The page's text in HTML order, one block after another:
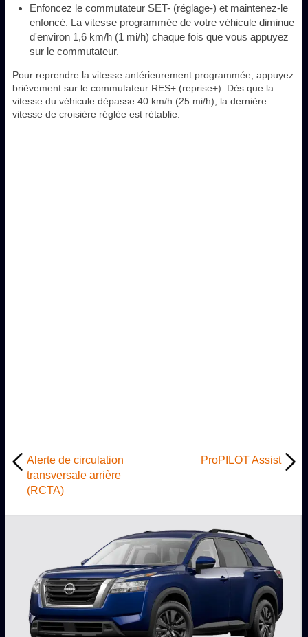
Enfoncez le commutateur SET- (réglage-) et maintenez-le
enfoncé. La vitesse programmée de votre véhicule diminue
d'environ 1,6 km/h (1 mi/h) chaque fois que vous appuyez
sur le commutateur.
Pour reprendre la vitesse antérieurement programmée, appuyez
brièvement sur le commutateur RES+ (reprise+). Dès que la
vitesse du véhicule dépasse 40 km/h (25 mi/h), la dernière
vitesse de croisière réglée est rétablie.
Alerte de circulation
transversale arrière
(RCTA)
ProPILOT Assist